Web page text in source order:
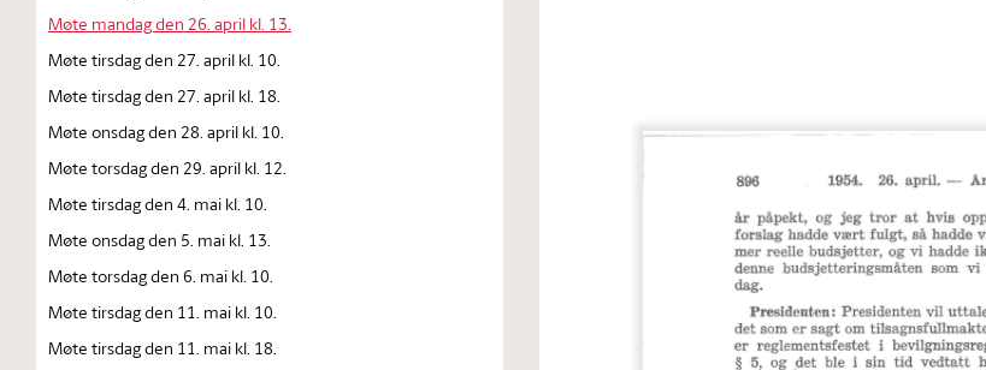
Møte mandag den 26. april kl. 13.
Møte tirsdag den 27. april kl. 10.
Møte tirsdag den 27. april kl. 18.
Møte onsdag den 28. april kl. 10.
Møte torsdag den 29. april kl. 12.
Møte tirsdag den 4. mai kl. 10.
Møte onsdag den 5. mai kl. 13.
Møte torsdag den 6. mai kl. 10.
Møte tirsdag den 11. mai kl. 10.
Møte tirsdag den 11. mai kl. 18.